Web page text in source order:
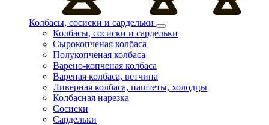
Колбасы, сосиски и сардельки
Колбасы, сосиски и сардельки
Сырокопченая колбаса
Полукопченая колбаса
Варено-копченая колбаса
Вареная колбаса, ветчина
Ливерная колбаса, паштеты, холодцы
Колбасная нарезка
Сосиски
Сардельки